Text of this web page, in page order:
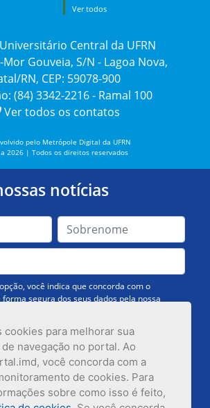
cookies para melhorar sua
navegação no portal. Ao
você concorda com a
de cookies. Para
sobre como isso é feito,
Ver todos
Central da UFRN
Gouveia, S/N - Lagoa Nova,
RN, CEP: 59078-900
(84) 3342-2216 - Ramal 100
Ver todos os contatos
pelo Metrópole Digital da UFRN
2026 | Todos os direitos reservados
notícias
você indica que concorda com o
segura dos seus dados pela nossa